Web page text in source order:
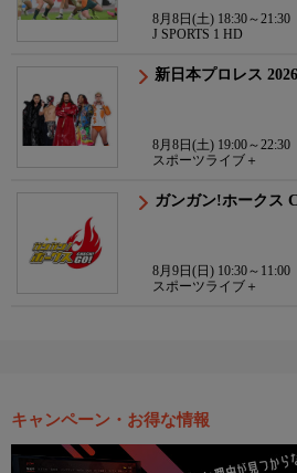
8月8日(土) 18:30～21:30
J SPORTS 1 HD
新日本プロレス
8月8日(土) 19:00～22:30
スポーツライブ＋
ガンガン!ホークス
8月9日(日) 10:30～11:00
スポーツライブ＋
キャンペーン・お得な情報